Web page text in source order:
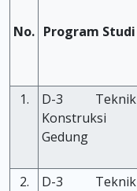
No. Program Studi
1.
D-3 Teknik
Konstruksi
Gedung
2.
D-3 Teknik